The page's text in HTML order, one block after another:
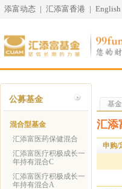
添富动态 | 汇添富香港 | English
公募基金
混合型基金
汇添富医药保健混合
汇添富医疗积极成长一
年持有混合C
汇添富医疗积极成长一
年持有混合A
基
汇添
申购/